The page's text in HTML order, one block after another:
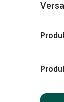
Josef